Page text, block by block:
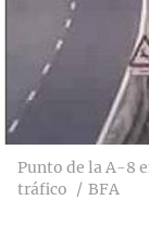
Punto de la A-8
tráfico
BFA